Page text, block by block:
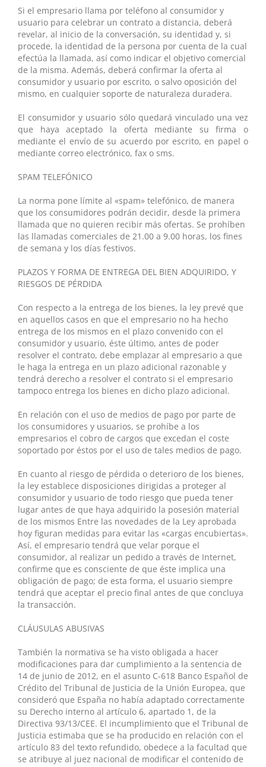
Si el empresario llama por teléfono al consumidor y
usuario para celebrar un contrato a distancia, deberá
revelar, al inicio de la conversación, su identidad y, si
procede, la identidad de la persona por cuenta de la cual
efectúa la llamada, así como indicar el objetivo comercial
de la misma. Además, deberá confirmar la oferta al
consumidor y usuario por escrito, o salvo oposición del
mismo, en cualquier soporte de naturaleza duradera.
El consumidor y usuario sólo quedará vinculado una vez
que haya aceptado la oferta mediante su firma o
mediante el envío de su acuerdo por escrito, en papel o
mediante correo electrónico, fax o sms.
SPAM TELEFÓNICO
La norma pone límite al «spam» telefónico, de manera
que los consumidores podrán decidir, desde la primera
llamada que no quieren recibir más ofertas. Se prohíben
las llamadas comerciales de 21.00 a 9.00 horas, los fines
de semana y los días festivos.
PLAZOS Y FORMA DE ENTREGA DEL BIEN ADQUIRIDO, Y
RIESGOS DE PÉRDIDA
Con respecto a la entrega de los bienes, la ley prevé que
en aquellos casos en que el empresario no ha hecho
entrega de los mismos en el plazo convenido con el
consumidor y usuario, éste último, antes de poder
resolver el contrato, debe emplazar al empresario a que
le haga la entrega en un plazo adicional razonable y
tendrá derecho a resolver el contrato si el empresario
tampoco entrega los bienes en dicho plazo adicional.
En relación con el uso de medios de pago por parte de
los consumidores y usuarios, se prohíbe a los
empresarios el cobro de cargos que excedan el coste
soportado por éstos por el uso de tales medios de pago.
En cuanto al riesgo de pérdida o deterioro de los bienes,
la ley establece disposiciones dirigidas a proteger al
consumidor y usuario de todo riesgo que pueda tener
lugar antes de que haya adquirido la posesión material
de los mismos Entre las novedades de la Ley aprobada
hoy figuran medidas para evitar las «cargas encubiertas».
Así, el empresario tendrá que velar porque el
consumidor, al realizar un pedido a través de Internet,
confirme que es consciente de que éste implica una
obligación de pago; de esta forma, el usuario siempre
tendrá que aceptar el precio final antes de que concluya
la transacción.
CLÁUSULAS ABUSIVAS
También la normativa se ha visto obligada a hacer
modificaciones para dar cumplimiento a la sentencia de
14 de junio de 2012, en el asunto C-618 Banco Español de
Crédito del Tribunal de Justicia de la Unión Europea, que
consideró que España no había adaptado correctamente
su Derecho interno al artículo 6, apartado 1, de la
Directiva 93/13/CEE. El incumplimiento que el Tribunal de
Justicia estimaba que se ha producido en relación con el
artículo 83 del texto refundido, obedece a la facultad que
se atribuye al juez nacional de modificar el contenido de